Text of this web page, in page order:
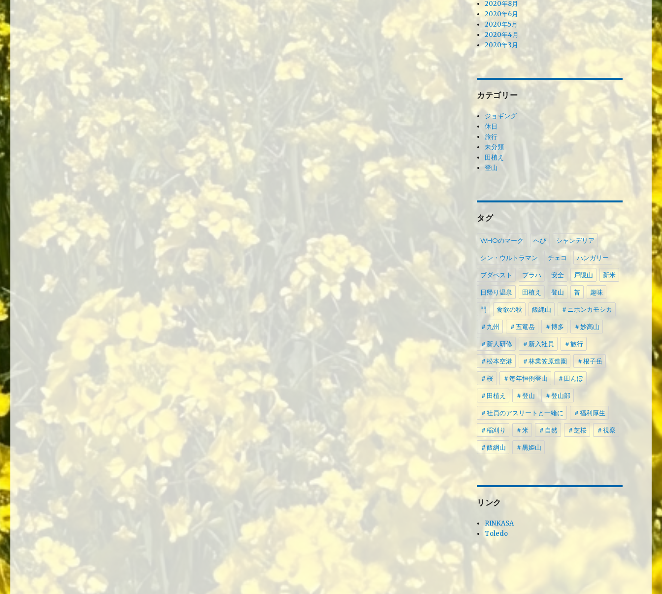
2020年8月
2020年6月
2020年5月
2020年4月
2020年3月
カテゴリー
ジョギング
休日
旅行
未分類
田植え
登山
タグ
WHOのマーク へび シャンデリア
シン・ウルトラマン チェコ ハンガリー
ブダペスト プラハ 安全 戸隠山 新米
日帰り温泉 田植え 登山 苔 趣味
門 食欲の秋 飯縄山 ＃ニホンカモシカ
＃九州 ＃五竜岳 ＃博多 ＃妙高山
＃新人研修 ＃新入社員 ＃旅行
＃松本空港 ＃林業笠原造園 ＃根子岳
＃桜 ＃毎年恒例登山 ＃田んぼ
＃田植え ＃登山 ＃登山部
＃社員のアスリートと一緒に ＃福利厚生
＃稲刈り ＃米 ＃自然 ＃芝桜 ＃視察
＃飯綱山 ＃黒姫山
リンク
RINKASA
Toledo